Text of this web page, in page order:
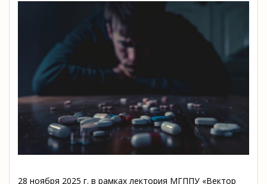
28 ноября 2025 г. в рамках лектория МГППУ «Вектор